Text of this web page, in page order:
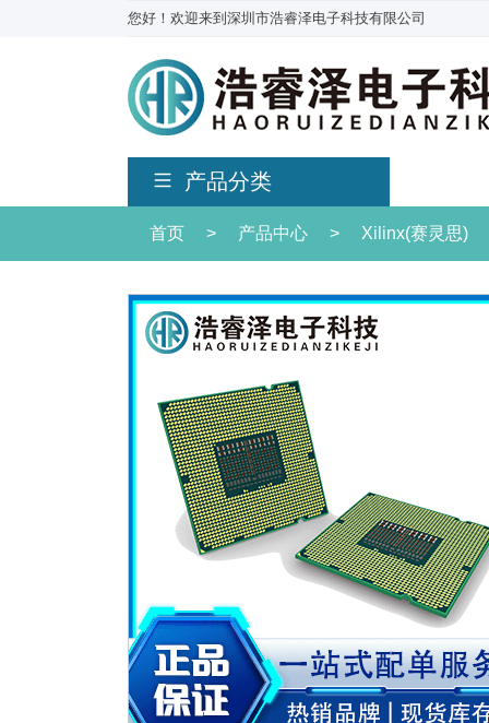
您好！欢迎来到深圳市浩睿泽电子科技有限公司
产品分类
首页 > 产品中心 > Xilinx(赛灵思)